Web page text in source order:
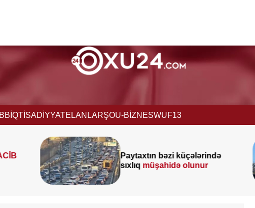
İQTİSADİYYATELANLARŞOU-BİZNESWUF13
Paytaxtın bəzi küçələrində
sıxlıqmüşahidə olunur